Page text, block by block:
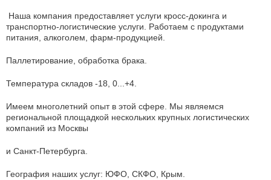
Наша компания предоставляет услуги кросс-докинга и
транспортно-логистические услуги. Работаем с продуктами
питания, алкоголем, фарм-продукцией.
Паллетирование, обработка брака.
Температура складов -18, 0...+4.
Имеем многолетний опыт в этой сфере. Мы являемся
региональной площадкой нескольких крупных логистических
компаний из Москвы
и Санкт-Петербурга.
География наших услуг: ЮФО, СКФО, Крым.